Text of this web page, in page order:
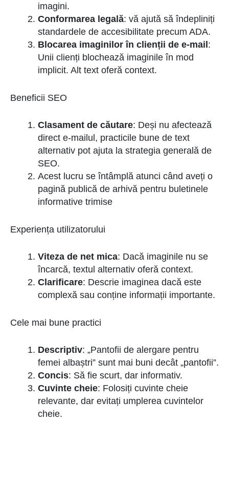
imagini.
Conformarea legală: vă ajută să îndepliniți
standardele de accesibilitate precum ADA.
Blocarea imaginilor în clienții de e-mail :
Unii clienți blochează imaginile în mod
implicit. Alt text oferă context.
Beneficii SEO
Clasament de căutare: Deși nu afectează
direct e-mailul, practicile bune de text
alternativ pot ajuta la strategia generală de
SEO.
Acest lucru se întâmplă atunci când aveți o
pagină publică de arhivă pentru buletinele
informative trimise
Experiența utilizatorului
Viteza de net mica: Dacă imaginile nu se
încarcă, textul alternativ oferă context.
Clarificare: Descrie imaginea dacă este
complexă sau conține informații importante.
Cele mai bune practici
Descriptiv: „Pantofii de alergare pentru
femei albaștri” sunt mai buni decât „pantofii”.
Concis: Să fie scurt, dar informativ.
Cuvinte cheie: Folosiți cuvinte cheie
relevante, dar evitați umplerea cuvintelor
cheie.